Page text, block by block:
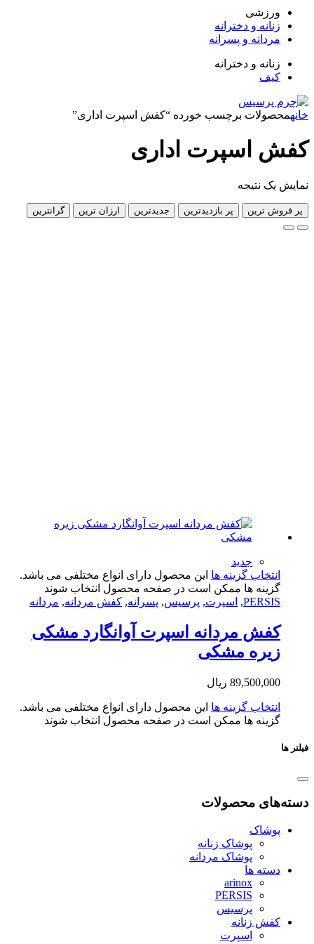
و دخترانه
و پسرانه
و دخترانه
برچسب خورده “کفش اسپرت اداری”
اسپرت اداری
نتیجه
ترین پر بازدیدترین جدیدترین ارزان ترین گرانترین
گزینه ها این محصول دارای انواع مختلفی می باشد.
ها ممکن است در صفحه محصول انتخاب شوند
اسپرت,پرسیس, پسرانه ,کفش مردانه, مردانه
مردانه اسپرت آوانگارد مشکی
مشکی
ریال
گزینه ها این محصول دارای انواع مختلفی می باشد.
ها ممکن است در صفحه محصول انتخاب شوند
محصولات
پوشاک زنانه
پوشاک مردانه
ها
PERSIS
پرسیس
زنانه
اسپرت